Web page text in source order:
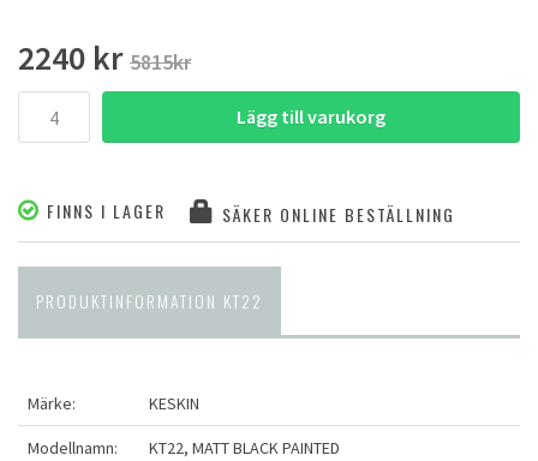
2240 kr 5815kr
Lägg till varukorg
FINNS I LAGER SÄKER ONLINE BESTÄLLNING
PRODUKTINFORMATION KT22
Märke: KESKIN
Modellnamn: KT22, MATT BLACK PAINTED